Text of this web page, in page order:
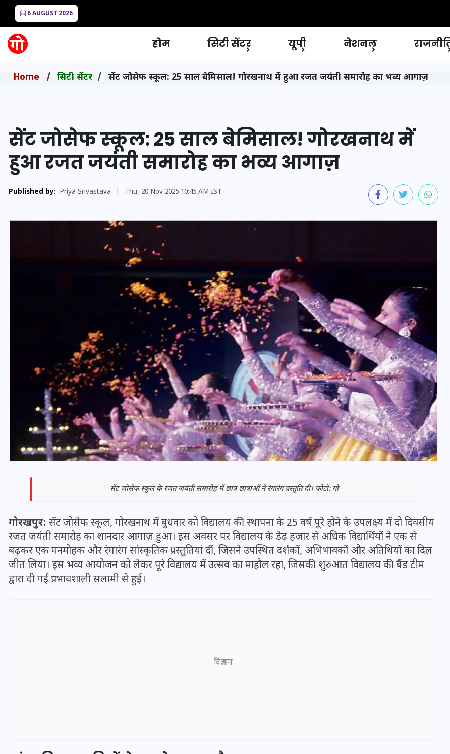
6 AUGUST 2026
होम सिटी सेंटर यूपी नेशनल
Home सिटी सेंटर सेंट जोसेफ स्कूल: 25 साल बेमिसाल! गोरखनाथ में हुआ रजत जयंती समारोह का भव्य आगाज़
सेंट जोसेफ स्कूल: 25 साल बेमिसाल! गोरखनाथ में
हुआ रजत जयंती समारोह का भव्य आगाज़
Published by: Priya Srivastava Thu, 20 Nov 2025 10:45 AM IST
सेंट जोसेफ स्कूल के रजत जयंती समारोह में छात्र छात्राओं ने रंगारंग प्रस्तुति दी। फोटो: गो
गोरखपुर: सेंट जोसेफ स्कूल, गोरखनाथ में बुधवार को विद्यालय की स्थापना के 25 वर्ष पूरे होने के उपलक्ष्य में दो दिवसीय
रजत जयंती समारोह का शानदार आगाज़ हुआ। इस अवसर पर विद्यालय के डेढ़ हज़ार से अधिक विद्यार्थियों ने एक से
बढ़कर एक मनमोहक और रंगारंग सांस्कृतिक प्रस्तुतियां दीं, जिसने उपस्थित दर्शकों, अभिभावकों और अतिथियों का दिल
जीत लिया। इस भव्य आयोजन को लेकर पूरे विद्यालय में उत्सव का माहौल रहा, जिसकी शुरुआत विद्यालय की बैंड टीम
द्वारा दी गई प्रभावशाली सलामी से हुई।
विज्ञापन
वोटर लिस्ट पुनरीक्षण कार्यक्रम में
हुआ बदलाव, देखें नई तारीखों की
पूरी लिस्ट
30 दिसम्बर 2025
यूपी न्यूज़: नौकरों ने पिता-पुत्री
को 5 साल घर में बनाया बंधक,
बुजुर्ग की मौत, बेटी बनी
‘कंकाल’
29 दिसम्बर 2025